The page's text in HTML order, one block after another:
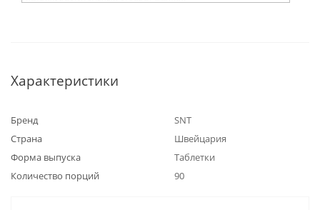
Характеристики
Бренд
SNT
Страна
Швейцария
Форма выпуска
Таблетки
Количество порций
90